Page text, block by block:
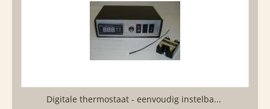
Digitale thermostaat - eenvoudig instelba...